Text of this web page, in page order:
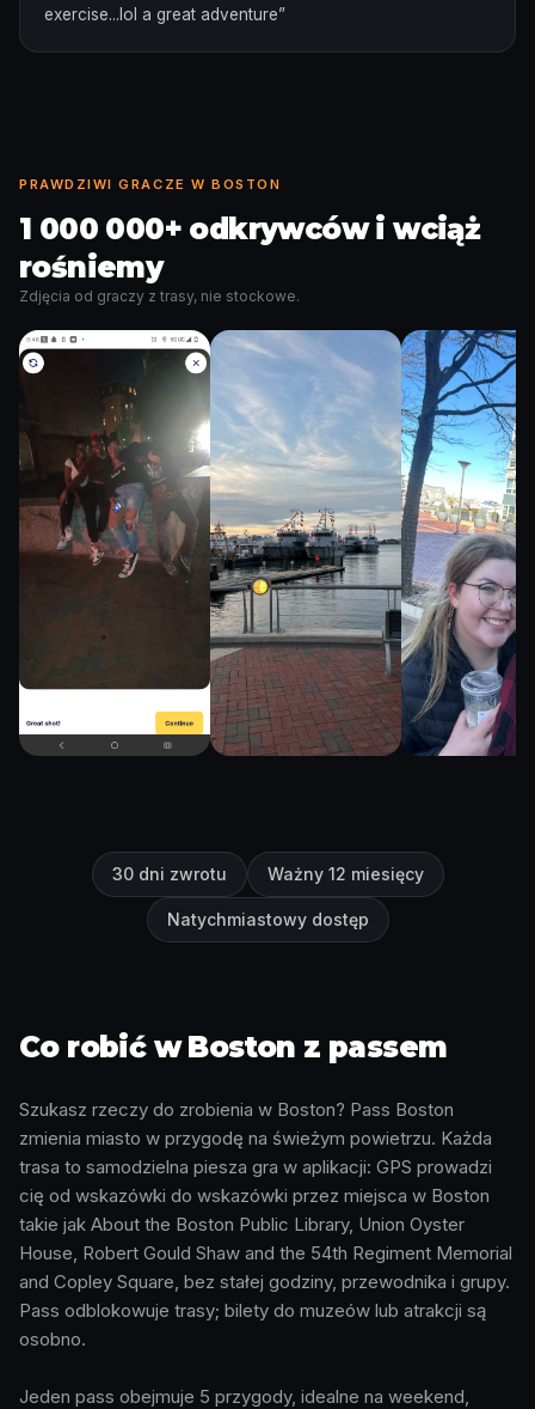
exercise...lol a great adventure”
PRAWDZIWI GRACZE W BOSTON
1 000 000+ odkrywców i wciąż
rośniemy
Zdjęcia od graczy z trasy, nie stockowe.
30 dni zwrotu Ważny 12 miesięcy
Natychmiastowy dostęp
Co robić w Boston z passem
Szukasz rzeczy do zrobienia w Boston? Pass Boston
zmienia miasto w przygodę na świeżym powietrzu. Każda
trasa to samodzielna piesza gra w aplikacji: GPS prowadzi
cię od wskazówki do wskazówki przez miejsca w Boston
takie jak About the Boston Public Library, Union Oyster
House, Robert Gould Shaw and the 54th Regiment Memorial
and Copley Square, bez stałej godziny, przewodnika i grupy.
Pass odblokowuje trasy; bilety do muzeów lub atrakcji są
osobno.
Jeden pass obejmuje 5 przygody, idealne na weekend,